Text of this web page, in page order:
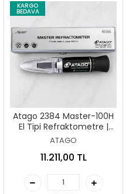
KARGO
BEDAVA
Atago 2384 Master-100H
El Tipi Refraktometre |
60-100 Brix
ATAGO
11.211,00 TL